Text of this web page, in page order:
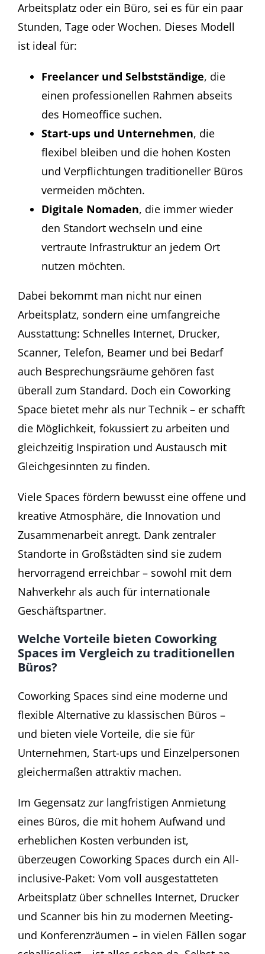
Arbeitsplatz oder ein Büro, sei es für ein paar
Stunden, Tage oder Wochen. Dieses Modell
ist ideal für:
Freelancer und Selbstständige, die
einen professionellen Rahmen abseits
des Homeoffice suchen.
Start-ups und Unternehmen, die
flexibel bleiben und die hohen Kosten
und Verpflichtungen traditioneller Büros
vermeiden möchten.
Digitale Nomaden, die immer wieder
den Standort wechseln und eine
vertraute Infrastruktur an jedem Ort
nutzen möchten.
Dabei bekommt man nicht nur einen
Arbeitsplatz, sondern eine umfangreiche
Ausstattung: Schnelles Internet, Drucker,
Scanner, Telefon, Beamer und bei Bedarf
auch Besprechungsräume gehören fast
überall zum Standard. Doch ein Coworking
Space bietet mehr als nur Technik – er schafft
die Möglichkeit, fokussiert zu arbeiten und
gleichzeitig Inspiration und Austausch mit
Gleichgesinnten zu finden.
Viele Spaces fördern bewusst eine offene und
kreative Atmosphäre, die Innovation und
Zusammenarbeit anregt. Dank zentraler
Standorte in Großstädten sind sie zudem
hervorragend erreichbar – sowohl mit dem
Nahverkehr als auch für internationale
Geschäftspartner.
Welche Vorteile bieten Coworking
Spaces im Vergleich zu traditionellen
Büros?
Coworking Spaces sind eine moderne und
flexible Alternative zu klassischen Büros –
und bieten viele Vorteile, die sie für
Unternehmen, Start-ups und Einzelpersonen
gleichermaßen attraktiv machen.
Im Gegensatz zur langfristigen Anmietung
eines Büros, die mit hohem Aufwand und
erheblichen Kosten verbunden ist,
überzeugen Coworking Spaces durch ein All-
inclusive-Paket: Vom voll ausgestatteten
Arbeitsplatz über schnelles Internet, Drucker
und Scanner bis hin zu modernen Meeting-
und Konferenzräumen – in vielen Fällen sogar